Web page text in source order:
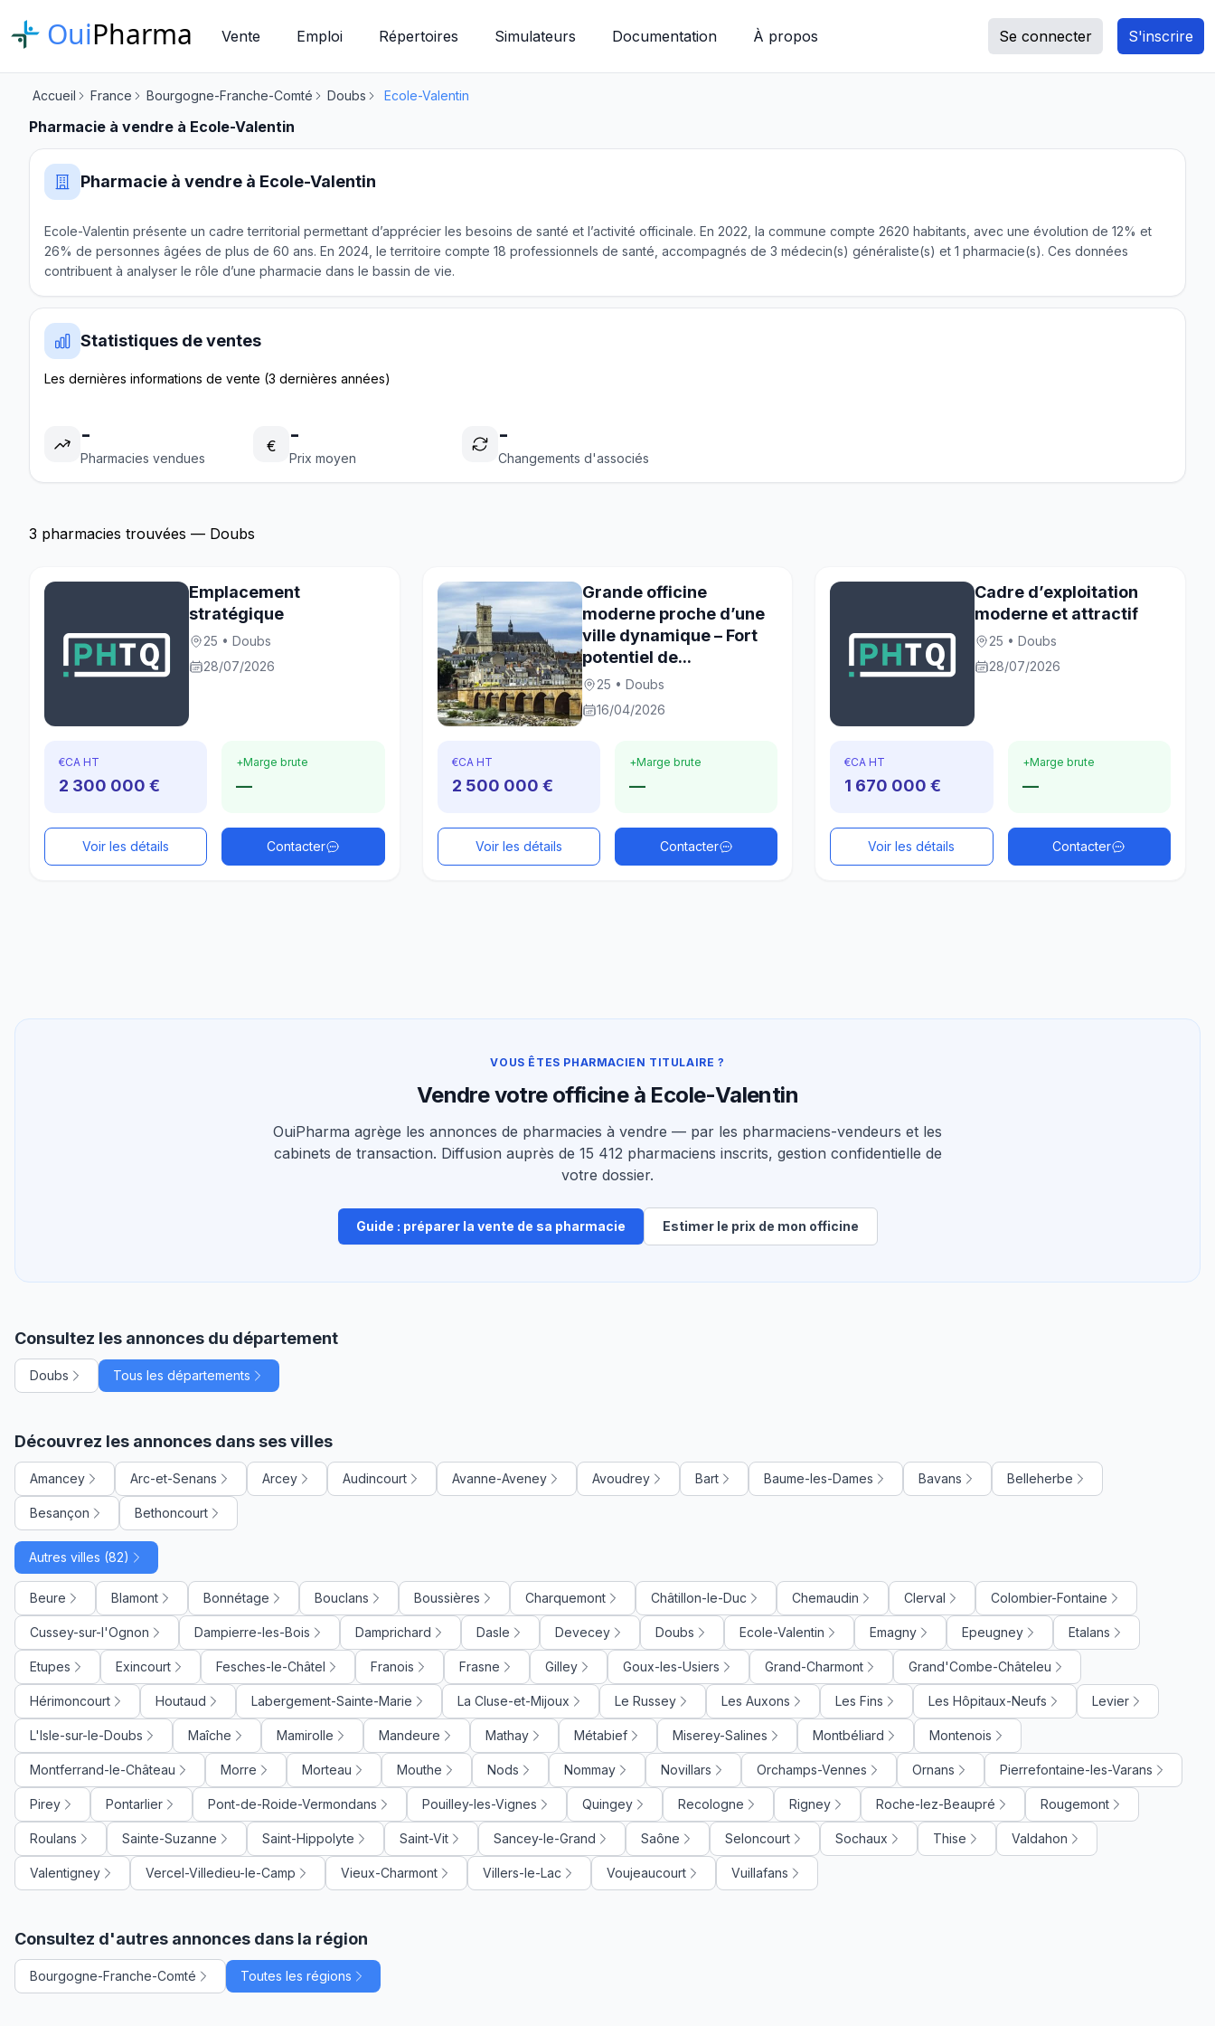
OuiPharma Vente Emploi Répertoires Simulateurs Documentation À propos Se connecter S'inscrire
Accueil France Bourgogne-Franche-Comté Doubs Ecole-Valentin
Pharmacie à vendre à Ecole-Valentin
Pharmacie à vendre à Ecole-Valentin
Ecole-Valentin présente un cadre territorial permettant d’apprécier les besoins de santé et l’activité officinale. En 2022, la commune compte 2620 habitants, avec une évolution de 12% et
26% de personnes âgées de plus de 60 ans. En 2024, le territoire compte 18 professionnels de santé, accompagnés de 3 médecin(s) généraliste(s) et 1 pharmacie(s). Ces données
contribuent à analyser le rôle d’une pharmacie dans le bassin de vie.
Statistiques de ventes
Les dernières informations de vente (3 dernières années)
-
Pharmacies vendues
€ -
Prix moyen
-
Changements d'associés
3 pharmacies trouvées — Doubs
Emplacement
stratégique
25 • Doubs
28/07/2026
€CA HT
2 300 000 €
+Marge brute
—
Voir les détails Contacter
Grande officine
moderne proche d’une
ville dynamique – Fort
potentiel de...
25 • Doubs
16/04/2026
€CA HT
2 500 000 €
+Marge brute
—
Voir les détails Contacter
Cadre d’exploitation
moderne et attractif
25 • Doubs
28/07/2026
€CA HT
1 670 000 €
+Marge brute
—
Voir les détails Contacter
VOUS ÊTES PHARMACIEN TITULAIRE ?
Vendre votre officine à Ecole-Valentin
OuiPharma agrège les annonces de pharmacies à vendre — par les pharmaciens-vendeurs et les
cabinets de transaction. Diffusion auprès de 15 412 pharmaciens inscrits, gestion confidentielle de
votre dossier.
Guide : préparer la vente de sa pharmacie Estimer le prix de mon officine
Consultez les annonces du département
Doubs Tous les départements
Découvrez les annonces dans ses villes
Amancey Arc-et-Senans Arcey Audincourt Avanne-Aveney Avoudrey Bart Baume-les-Dames Bavans Belleherbe
Besançon Bethoncourt
Autres villes (82)
Beure Blamont Bonnétage Bouclans Boussières Charquemont Châtillon-le-Duc Chemaudin Clerval Colombier-Fontaine
Cussey-sur-l'Ognon Dampierre-les-Bois Damprichard Dasle Devecey Doubs Ecole-Valentin Emagny Epeugney Etalans
Etupes Exincourt Fesches-le-Châtel Franois Frasne Gilley Goux-les-Usiers Grand-Charmont Grand'Combe-Châteleu
Hérimoncourt Houtaud Labergement-Sainte-Marie La Cluse-et-Mijoux Le Russey Les Auxons Les Fins Les Hôpitaux-Neufs Levier
L'Isle-sur-le-Doubs Maîche Mamirolle Mandeure Mathay Métabief Miserey-Salines Montbéliard Montenois
Montferrand-le-Château Morre Morteau Mouthe Nods Nommay Novillars Orchamps-Vennes Ornans Pierrefontaine-les-Varans
Pirey Pontarlier Pont-de-Roide-Vermondans Pouilley-les-Vignes Quingey Recologne Rigney Roche-lez-Beaupré Rougemont
Roulans Sainte-Suzanne Saint-Hippolyte Saint-Vit Sancey-le-Grand Saône Seloncourt Sochaux Thise Valdahon
Valentigney Vercel-Villedieu-le-Camp Vieux-Charmont Villers-le-Lac Voujeaucourt Vuillafans
Consultez d'autres annonces dans la région
Bourgogne-Franche-Comté Toutes les régions